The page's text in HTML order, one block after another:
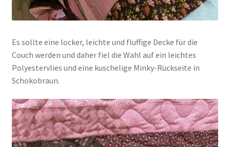
Es sollte eine locker, leichte und fluffige Decke für die
Couch werden und daher fiel die Wahl auf ein leichtes
Polyestervlies und eine kuschelige Minky-Rückseite in
Schokobraun.